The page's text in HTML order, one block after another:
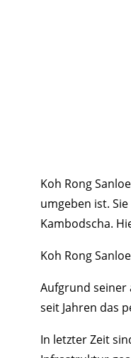
Koh Rong
umgeben ist.
Kambodscha.
Koh Rong
Aufgrund seiner
seit Jahren das
In letzter Zeit